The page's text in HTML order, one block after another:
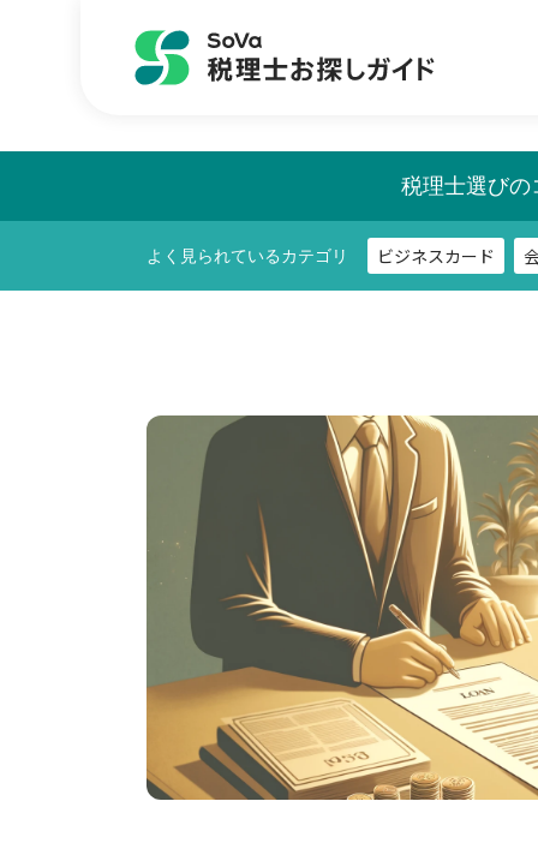
税理士選びの
よく見られているカテゴリ ビジネスカード
よく見られているカテゴリ